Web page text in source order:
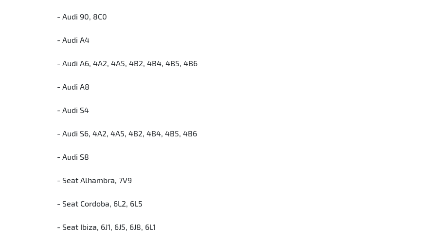
- Audi 90, 8C0
- Audi A4
- Audi A6, 4A2, 4A5, 4B2, 4B4, 4B5, 4B6
- Audi A8
- Audi S4
- Audi S6, 4A2, 4A5, 4B2, 4B4, 4B5, 4B6
- Audi S8
- Seat Alhambra, 7V9
- Seat Cordoba, 6L2, 6L5
- Seat Ibiza, 6J1, 6J5, 6J8, 6L1